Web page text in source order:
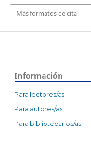
Más formatos de cita
Información
Para lectores/as
Para autores/as
Para bibliotecarios/as